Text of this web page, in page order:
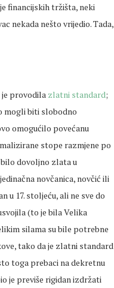
financijskih tržišta, neki
nekada nešto vrijedio. Tada,
provodila zlatni standard;
mogli biti slobodno
omogućilo povećanu
stope razmjene po
dovoljno zlata u
novčanica, novčić ili
u 17. stoljeću, ali ne sve do
(to je bila Velika
silama su bile potrebne
tako da je zlatni standard
toga prebaci na dekretnu
je previše rigidan izdržati